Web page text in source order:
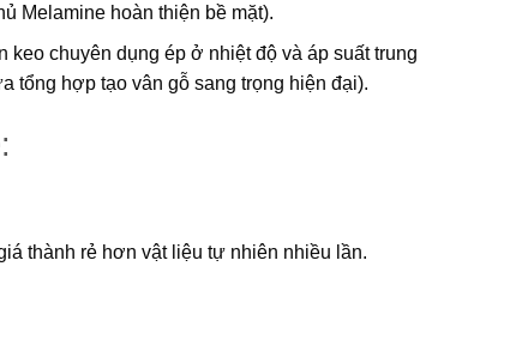
Melamine hoàn thiện bề mặt).
keo chuyên dụng ép ở nhiệt độ và áp suất trung
tổng hợp tạo vân gỗ sang trọng hiện đại).
:
thành rẻ hơn vật liệu tự nhiên nhiều lần.